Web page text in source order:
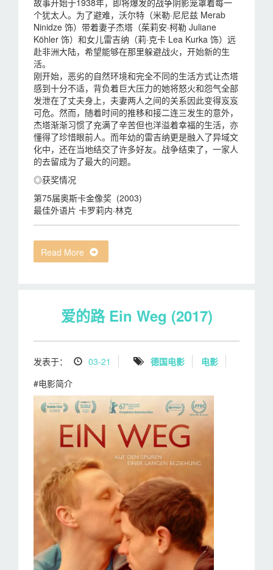
故事开始于1938年，即将爆发的战争阴影笼罩着每一
个犹太人。为了避难，沃尔特（米勒·尼尼兹 Merab
Ninidze 饰）带着妻子杰塔（茱莉安·柯勒 Juliane
Köhler 饰）和女儿雷吉纳（莉·克卡 Lea Kurka 饰）远
赴非洲大陆，希望能够在那里躲避战火，开始新的生
活。
刚开始，恶劣的自然环境和完全不同的生活方式让杰塔
感到十分不适，背负着巨大压力的她将怒火和怨气全部
发泄在了丈夫身上，夫妻两人之间的关系因此变得岌岌
可危。然而，随着时间的推移和接二连三发生的意外，
杰塔渐渐习惯了充满了辛苦但也洋溢着幸福的生活，亦
懂得了珍惜眼前人。而年幼的雷吉纳更是融入了异域文
化中，还在当地结交了许多好友。战争结束了，一家人
的去留成为了最大的问题。
◎获奖情况
第75届奥斯卡金像奖 (2003)
最佳外语片 卡罗莉内·林克
Read More
爱的路 Ein Weg (2017)
发表于： 03-21 德国电影
电影
#电影简介